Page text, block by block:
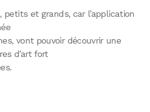
petits et grands, car l’application
vont pouvoir découvrir une
d’art fort